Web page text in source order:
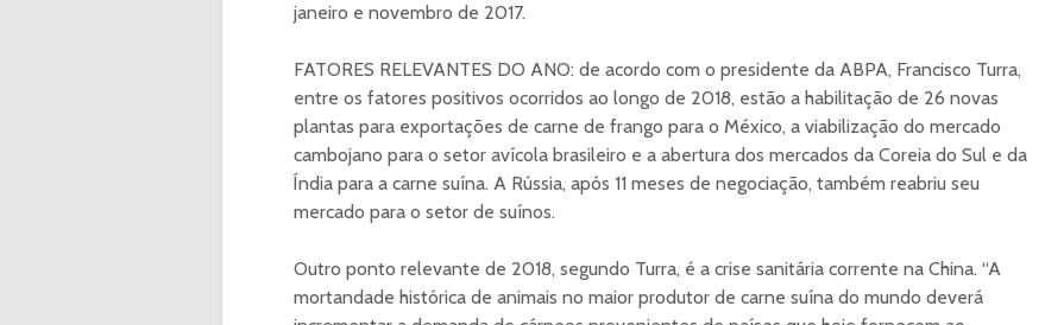
janeiro e novembro de 2017.
FATORES RELEVANTES DO ANO: de acordo com o presidente da ABPA, Francisco Turra,
entre os fatores positivos ocorridos ao longo de 2018, estão a habilitação de 26 novas
plantas para exportações de carne de frango para o México, a viabilização do mercado
cambojano para o setor avícola brasileiro e a abertura dos mercados da Coreia do Sul e da
Índia para a carne suína. A Rússia, após 11 meses de negociação, também reabriu seu
mercado para o setor de suínos.
Outro ponto relevante de 2018, segundo Turra, é a crise sanitária corrente na China. “A
mortandade histórica de animais no maior produtor de carne suína do mundo deverá